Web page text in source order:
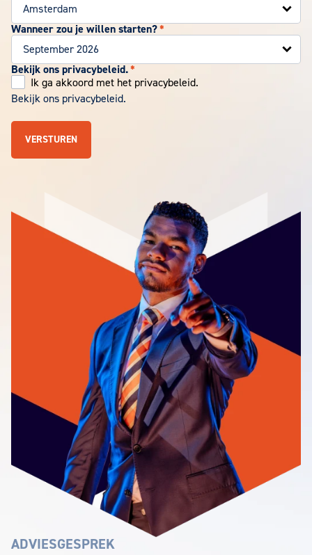
Wanneer zou je willen starten?*
Bekijk ons privacybeleid.*
Ik ga akkoord met het privacybeleid.
Bekijk ons privacybeleid.
ADVIESGESPREK